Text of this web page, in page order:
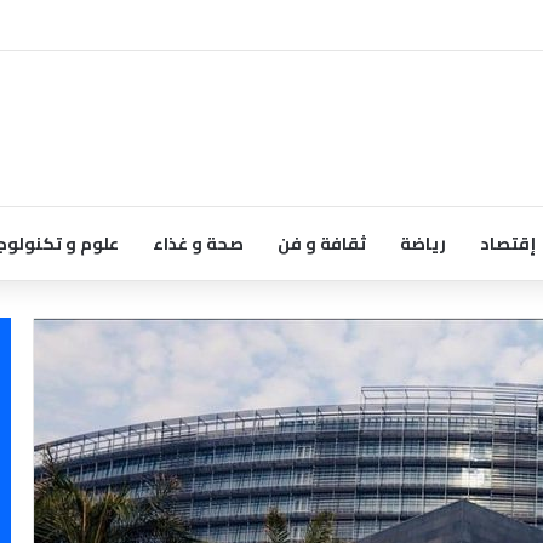
إقتصاد رياضة ثقافة و فن صحة و غذاء علوم و